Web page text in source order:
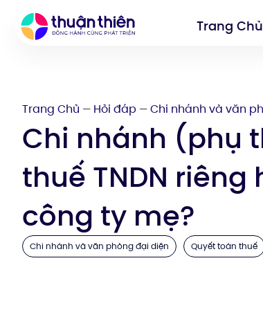
Trang Chủ
Trang Chủ — Hỏi đáp — Chi nhánh và văn
Chi nhánh (phụ
thuế TNDN
công ty mẹ?
Chi nhánh và văn phòng đại diện Quyết toán thuế